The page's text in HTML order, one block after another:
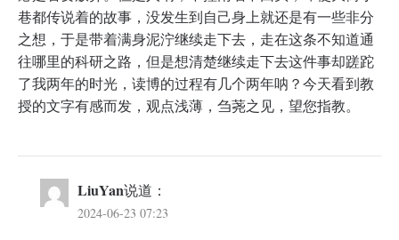
巷都传说着的故事，没发生到自己身上就还是有一些非分
之想，于是带着满身泥泞继续走下去，走在这条不知道通
往哪里的科研之路，但是想清楚继续走下去这件事却蹉跎
了我两年的时光，读博的过程有几个两年呐？今天看到教
授的文字有感而发，观点浅薄，刍荛之见，望您指教。
LiuYan说道：
2024-06-23 07:23